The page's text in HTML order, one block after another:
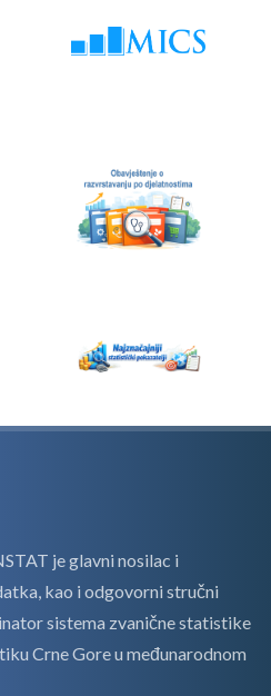
je glavni nosilac i
kao i odgovorni stručni
sistema zvanične statistike
Crne Gore u međunarodnom